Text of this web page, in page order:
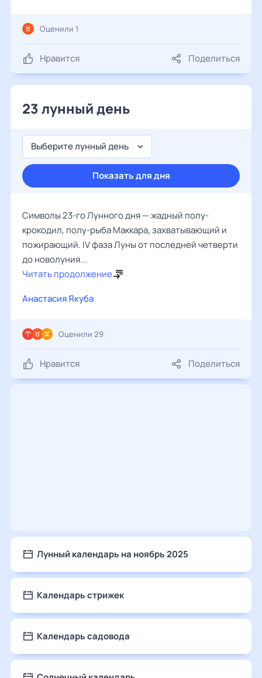
Нравится Поделиться
Оценили 1
23 лунный день
Выберите лунный день
Показать для дня
Символы 23-го Лунного дня — жадный полу-
крокодил, полу-рыба Маккара, захватывающий и
пожирающий. IV фаза Луны от последней четверти
до новолуния...
Читать продолжение
Анастасия Якуба
Нравится Поделиться
Оценили 29
Лунный календарь на ноябрь 2025
Календарь стрижек
Календарь садовода